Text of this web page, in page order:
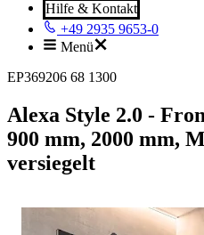
Hilfe & Kontakt
+49 2935 9653-0
Menü
EP369206 68 1300
Alexa Style 2.0 -
900 mm, 2000 mm,
versiegelt